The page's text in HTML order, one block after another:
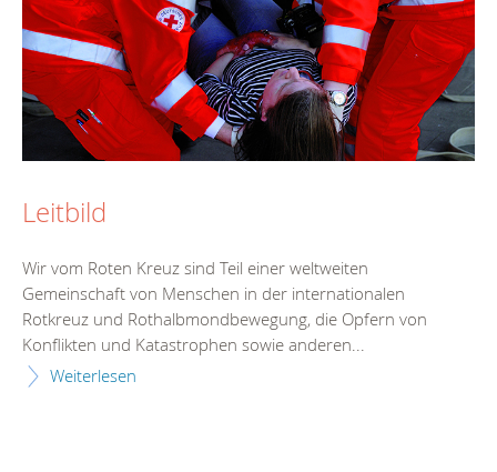
Leitbild
Wir vom Roten Kreuz sind Teil einer weltweiten
Gemeinschaft von Menschen in der internationalen
Rotkreuz und Rothalbmondbewegung, die Opfern von
Konflikten und Katastrophen sowie anderen...
Weiterlesen